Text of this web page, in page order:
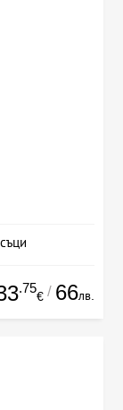
.75
€ / 66лв.